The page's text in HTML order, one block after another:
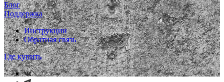
Блог
Поддержка
Инструкции
Обратная связь
Где купить